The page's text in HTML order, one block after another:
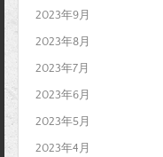
2023年9月
2023年8月
2023年7月
2023年6月
2023年5月
2023年4月